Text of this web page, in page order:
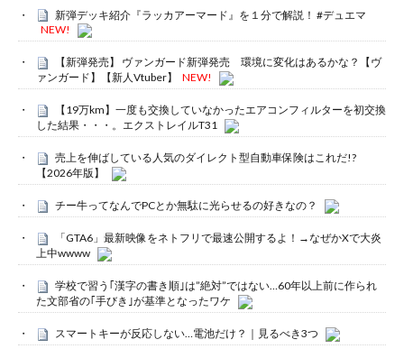
新弾デッキ紹介『ラッカアーマード』を１分で解説！ #デュエマ
NEW!
【新弾発売】 ヴァンガード新弾発売 環境に変化はあるかな？【ヴ
ァンガード】【新人Vtuber】
NEW!
【19万km】一度も交換していなかったエアコンフィルターを初交換
した結果・・・。エクストレイルT31
売上を伸ばしている人気のダイレクト型自動車保険はこれだ!?
【2026年版】
チー牛ってなんでPCとか無駄に光らせるの好きなの？
「GTA6」最新映像をネトフリで最速公開するよ！→なぜかXで大炎
上中wwww
学校で習う｢漢字の書き順｣は”絶対”ではない…60年以上前に作られ
た文部省の｢手びき｣が基準となったワケ
スマートキーが反応しない…電池だけ？｜見るべき3つ